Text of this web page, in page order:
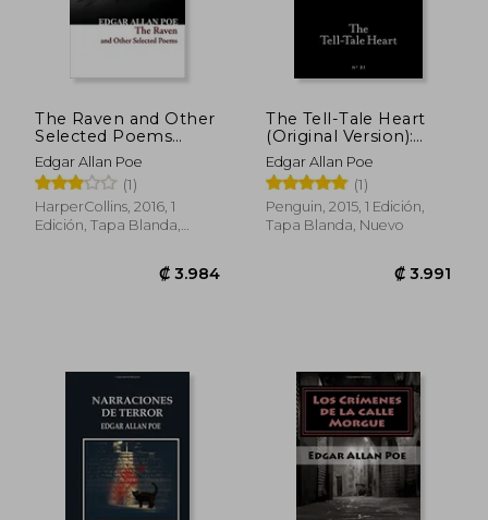
The Raven and Other
Selected Poems
(Collins Classics) (en
Inglés)
Edgar Allan Poe
(1)
HarperCollins, 2016, 1
Edición, Tapa Blanda,
The Tell-Tale Heart
(Original Version):
Best Story for
Halloween 2021
Scary,Horror Short
Story (Penguin Little
Black Classics) (en
Edgar Allan Poe
(1)
Penguin, 2015, 1 Edición,
Tapa Blanda, Nuevo